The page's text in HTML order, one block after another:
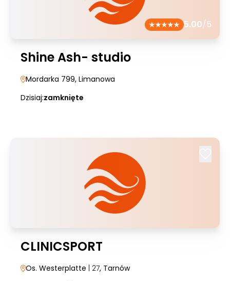
5.00/5
Shine Ash- studio
Mordarka 799, Limanowa
Dzisiaj:zamknięte
CLINICSPORT
Os. Westerplatte | 27, Tarnów